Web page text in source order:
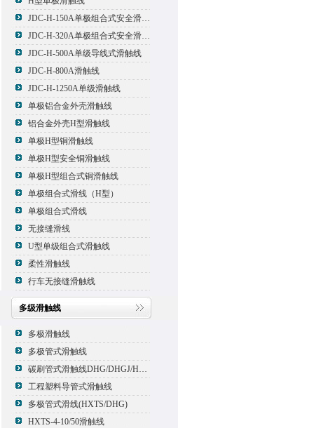
JDC-H-150A单极组合式安全滑触线
JDC-H-320A单极组合式安全滑触线
JDC-H-500A单级导线式滑触线
JDC-H-800A滑触线
JDC-H-1250A单级滑触线
单极铝合金外壳滑触线
铝合金外壳H型滑触线
单极H型铜滑触线
单极H型安全铜滑触线
单极H型组合式铜滑触线
单极组合式滑线（H型）
单极组合式滑线
无接缝滑线
U型单级组合式滑触线
柔性滑触线
行车无接缝滑触线
多级滑触线
多极滑触线
多极管式滑触线
碳刷管式滑触线DHG/DHGJ/HXTL/HXTS-4
工程塑料导管式滑触线
多极管式滑线(HXTS/DHG)
HXTS-4-10/50滑触线